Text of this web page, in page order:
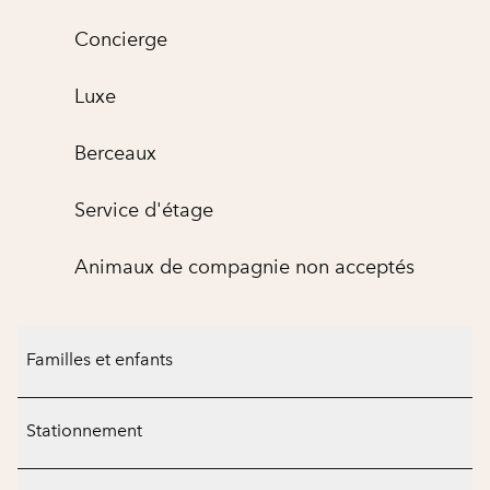
Concierge
Luxe
Berceaux
Service d'étage
Animaux de compagnie non acceptés
Familles et enfants
Stationnement